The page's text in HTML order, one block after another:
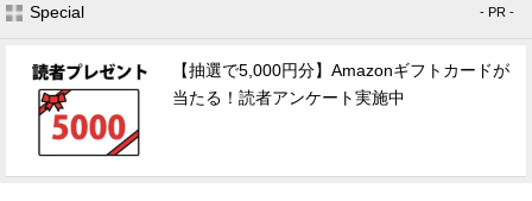
Special - PR -
【抽選で5,000円分】Amazonギフトカードが
当たる！読者アンケート実施中